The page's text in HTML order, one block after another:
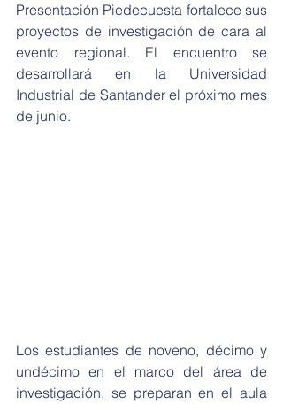
Presentación Piedecuesta fortalece sus
proyectos de investigación de cara al
evento regional. El encuentro se
desarrollará en la Universidad
Industrial de Santander el próximo mes
de junio.
Los estudiantes de noveno, décimo y
undécimo en el marco del área de
investigación, se preparan en el aula